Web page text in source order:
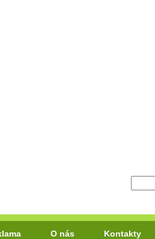
O nás Kontakty